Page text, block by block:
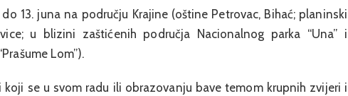
13. juna na području Krajine (oštine Petrovac, Bihać; planinski
u blizini zaštićenih područja Nacionalnog parka “Una” i
Lom”).
se u svom radu ili obrazovanju bave temom krupnih zvijeri i